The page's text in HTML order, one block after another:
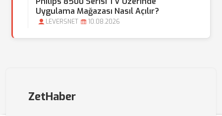
Uygulama Mağazası Nasıl Açılır?
LEVERSNET 10.08.2026
ZetHaber